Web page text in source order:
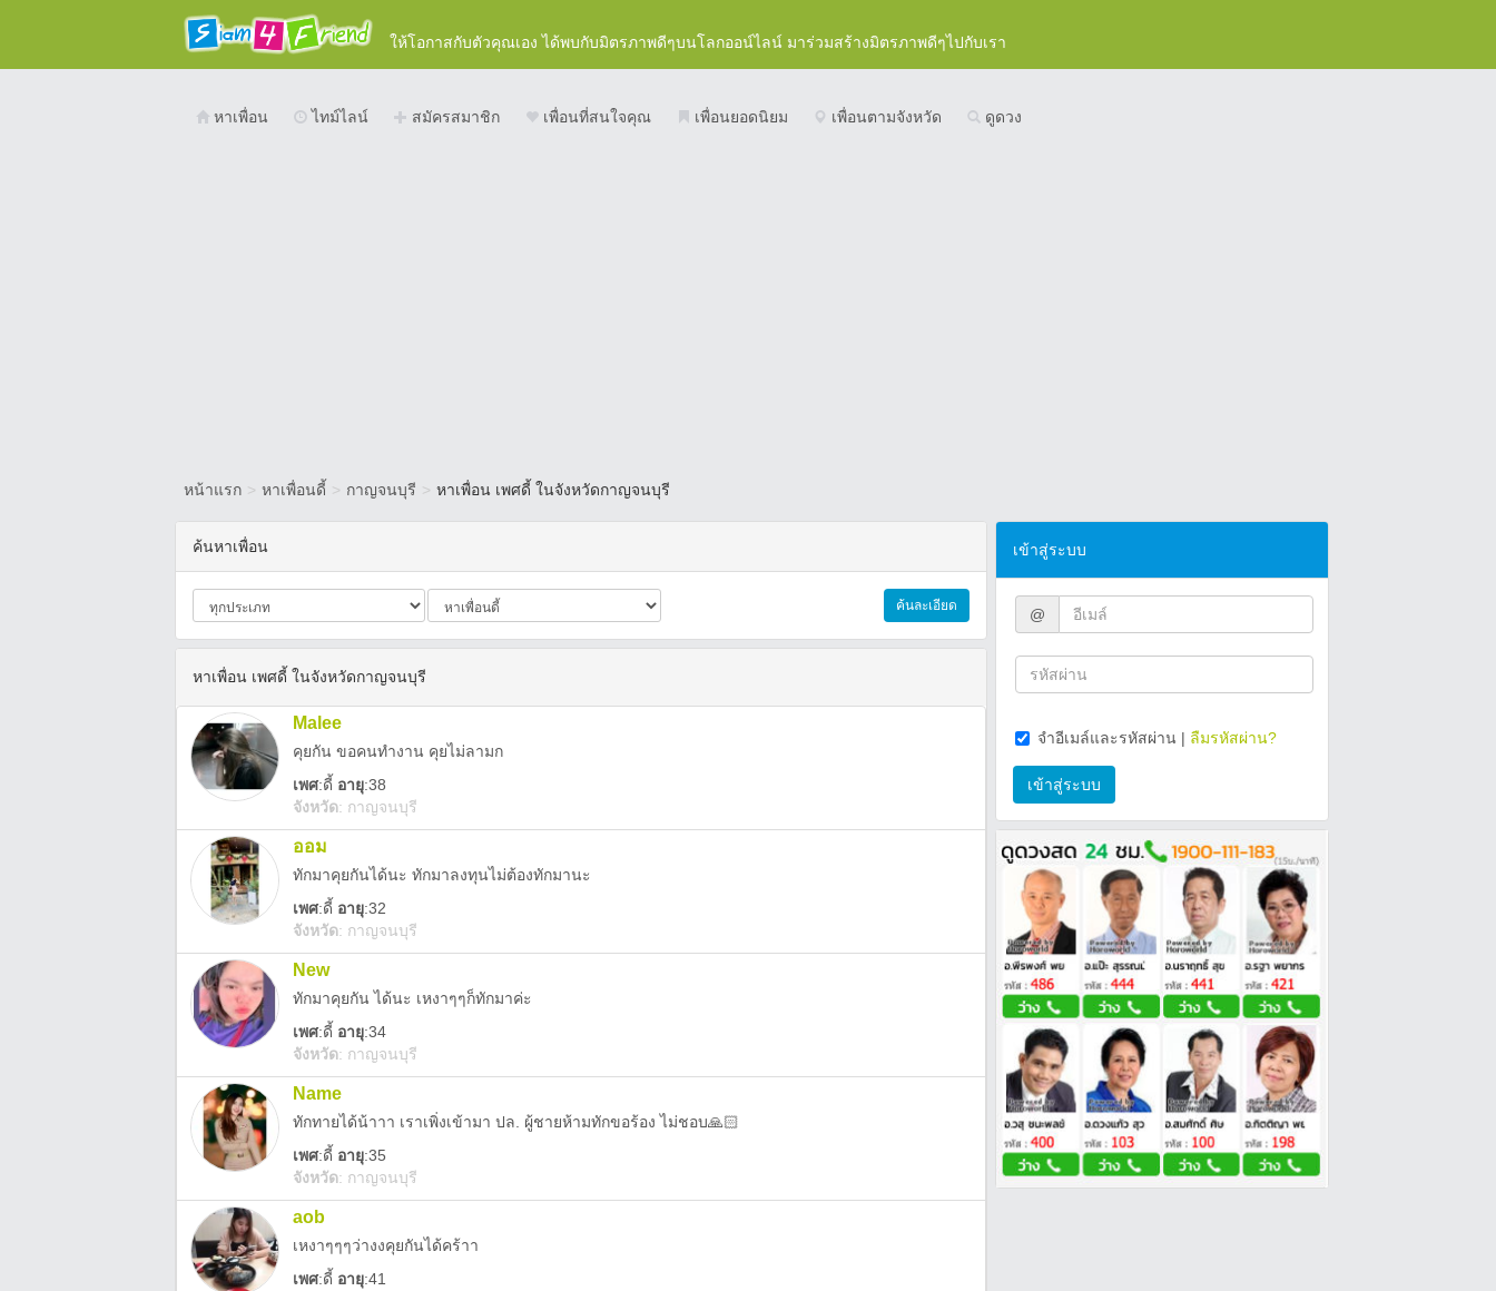
ให้โอกาสกับตัวคุณเอง ได้พบกับมิตรภาพดีๆบนโลกออน์ไลน์ มาร่วมสร้างมิตรภาพดีๆไปกับเรา
หาเพื่อน ไทม์ไลน์ สมัครสมาชิก เพื่อนที่สนใจคุณ เพื่อนยอดนิยม เพื่อนตามจังหวัด ดูดวง
หน้าแรก > หาเพื่อนดี้ > กาญจนบุรี > หาเพื่อน เพศดี้ ในจังหวัดกาญจนบุรี
ค้นหาเพื่อน
ค้นละเอียด
หาเพื่อน เพศดี้ ในจังหวัดกาญจนบุรี
Malee
คุยกัน ขอคนทำงาน คุยไม่ลามก
เพศ:ดี้ อายุ:38
จังหวัด: กาญจนบุรี
ออม
ทักมาคุยกันได้นะ ทักมาลงทุนไม่ต้องทักมานะ
เพศ:ดี้ อายุ:32
จังหวัด: กาญจนบุรี
New
ทักมาคุยกัน ได้นะ เหงาๆๆก็ทักมาค่ะ
เพศ:ดี้ อายุ:34
จังหวัด: กาญจนบุรี
Name
ทักทายได้น้าาา เราเพิ่งเข้ามา ปล. ผู้ชายห้ามทักขอร้อง ไม่ชอบ🙏🏻
เพศ:ดี้ อายุ:35
จังหวัด: กาญจนบุรี
aob
เหงาๆๆๆว่างงคุยกันได้คร้าา
เพศ:ดี้ อายุ:41
เข้าสู่ระบบ
@
จำอีเมล์และรหัสผ่าน | ลืมรหัสผ่าน?
เข้าสู่ระบบ